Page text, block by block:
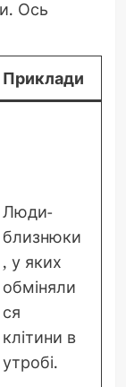
Ось
Приклади
Люди-
близнюки
, у яких
обміняли
ся
клітини в
утробі.